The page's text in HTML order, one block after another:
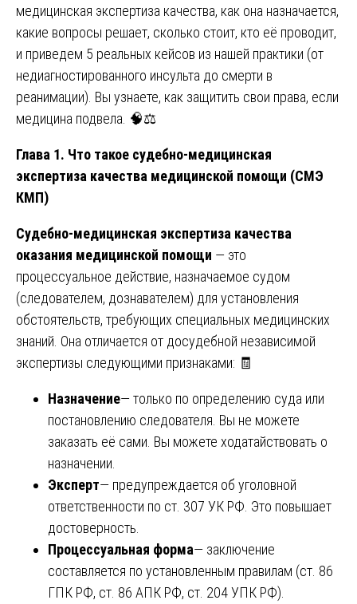
медицинская экспертиза качества, как она назначается,
какие вопросы решает, сколько стоит, кто её проводит,
и приведем 5 реальных кейсов из нашей практики (от
недиагностированного инсульта до смерти в
реанимации). Вы узнаете, как защитить свои права, если
медицина подвела. 🧠⚖️
Глава 1. Что такое судебно-медицинская
экспертиза качества медицинской помощи (СМЭ
КМП)
Судебно-медицинская экспертиза качества
оказания медицинской помощи — это
процессуальное действие, назначаемое судом
(следователем, дознавателем) для установления
обстоятельств, требующих специальных медицинских
знаний. Она отличается от досудебной независимой
экспертизы следующими признаками: 🧾
Назначение— только по определению суда или
постановлению следователя. Вы не можете
заказать её сами. Вы можете ходатайствовать о
назначении.
Эксперт— предупреждается об уголовной
ответственности по ст. 307 УК РФ. Это повышает
достоверность.
Процессуальная форма— заключение
составляется по установленным правилам (ст. 86
ГПК РФ, ст. 86 АПК РФ, ст. 204 УПК РФ).